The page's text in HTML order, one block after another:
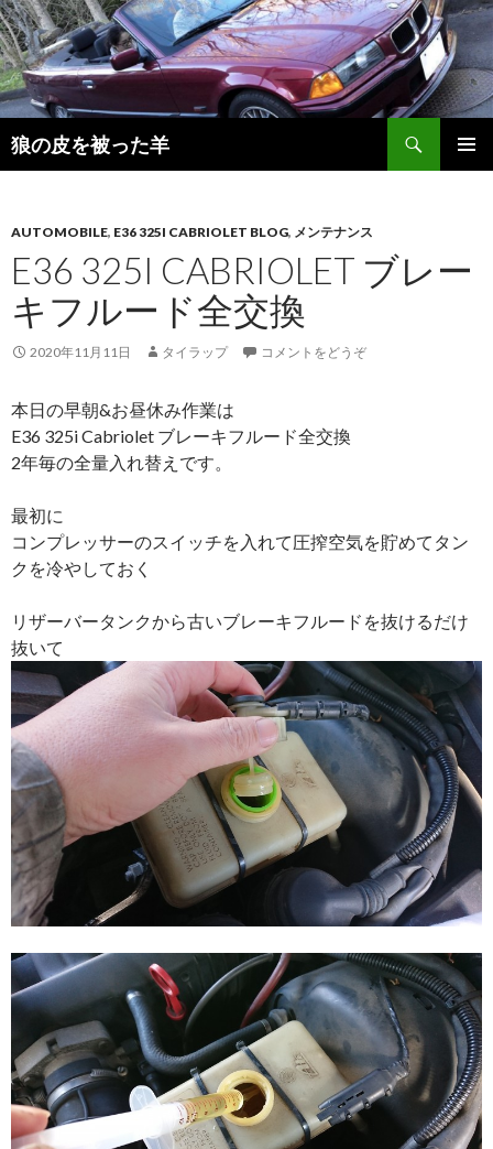
狼の皮を被った羊
検
索
ン
ツ
へ
移
AUTOMOBILE, E36 325I CABRIOLET BLOG, メンテナンス
E36 325I CABRIOLET ブレー
キフルード全交換
2020年11月11日 タイラップ コメントをどうぞ
本日の早朝&お昼休み作業は
E36 325i Cabriolet ブレーキフルード全交換
2年毎の全量入れ替えです。
最初に
コンプレッサーのスイッチを入れて圧搾空気を貯めてタン
クを冷やしておく
リザーバータンクから古いブレーキフルードを抜けるだけ
抜いて